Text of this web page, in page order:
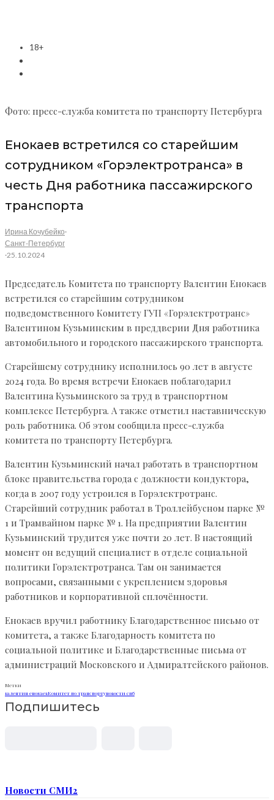
18+
Фото: пресс-служба комитета по транспорту Петербурга
Енокаев встретился со старейшим
сотрудником «Горэлектротранса» в
честь Дня работника пассажирского
транспорта
Ирина Кочубейко·
Санкт-Петербург
·25.10.2024
Председатель Комитета по транспорту Валентин Енокаев
встретился со старейшим сотрудником
подведомственного Комитету ГУП «Горэлектротранс»
Валентином Кузьминским в преддверии Дня работника
автомобильного и городского пассажирского транспорта.
Старейшему сотруднику исполнилось 90 лет в августе
2024 года. Во время встречи Енокаев поблагодарил
Валентина Кузьминского за труд в транспортном
комплексе Петербурга. А также отметил наставническую
роль работника. Об этом сообщила пресс-служба
комитета по транспорту Петербурга.
Валентин Кузьминский начал работать в транспортном
блоке правительства города с должности кондуктора,
когда в 2007 году устроился в Горэлектротранс.
Старейший сотрудник работал в Троллейбусном парке №
1 и Трамвайном парке № 1. На предприятии Валентин
Кузьминский трудится уже почти 20 лет. В настоящий
момент он ведущий специалист в отделе социальной
политики Горэлектротранса. Там он занимается
вопросами, связанными с укреплением здоровья
работников и корпоративной сплочённости.
Енокаев вручил работнику Благодарственное письмо от
комитета, а также Благодарность комитета по
социальной политике и Благодарственные письма от
администраций Московского и Адмиралтейского районов.
Метки
валентин енокаевКомитет по транспортуновости спб
Подпишитесь
Новости СМИ2